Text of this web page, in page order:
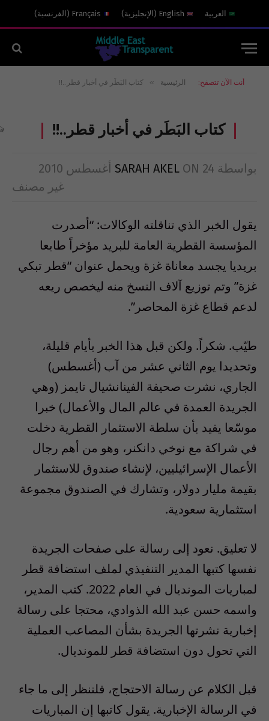
العربية English
( الإنجليزية)
Français
( الفرنسية)
أنت الآن تتصفح: الرئيسية » كتاب البَطَر في أخبار قطر..!!
كتاب البَطَر في أخبار قطر..!!
بواسطة SARAH AKEL ON 24 أغسطس 2010
غير مصنف
يقول الخبر الذي تناقلته الوكالات: “أصدرت
المؤسسة القطرية العامة للبريد مؤخراً طابعا
بريديا يجسد معاناة غزة ويحمل عنوان “قطر تبكي
غزة” وتم توزيع آلاف النسخ منه ليخصص ريعه
لدعم قطاع غزة المحاصر”.
طيّب. شكراً. ولكن قبل هذا الخبر بأيام قليلة،
وتحديدا يوم الثاني عشر من آب (أغسطس)
الجاري، نشرت صحيفة الفينانشيال تايمز (وهي
الجريدة العمدة في عالم المال والأعمال) خبرا
موسّعا يفيد بأن سلطة الاستثمار القطرية دخلت
في شراكة مع نوخي دانكنر، وهو من أهم رجال
الأعمال الإسرائيليين، لإنشاء صندوق للاستثمار
بقيمة مليار دولار، وتشارك في الصندوق مجموعة
استثمارية سعودية.
لا تعليق. نعود إلى رسالة على صفحات الجريدة
نفسها كتبها المدير التنفيذي لملف استضافة قطر
لمباريات المونديال في العام 2022. كتب المدير،
واسمه حسن عبد الله الذوادي، محتجا على رسالة
إخبارية نشرتها الجريدة بشأن المصاعب العملية
التي تحول دون استضافة قطر للمونديال.
قبل الكلام عن رسالة الاحتجاج، فلننظر إلى ما جاء
في الرسالة الإخبارية. يقول كاتبها إن المباريات